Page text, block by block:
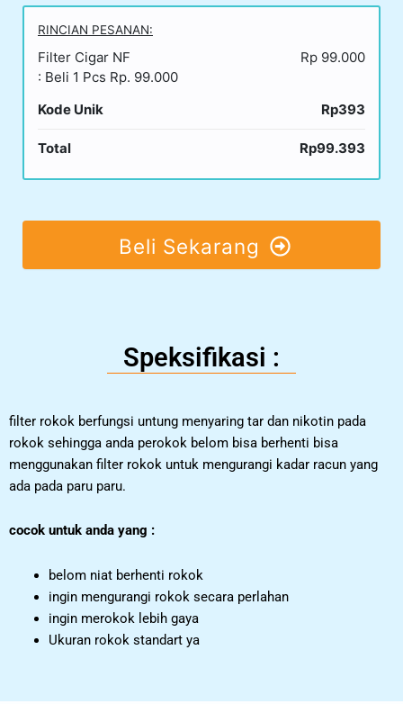
RINCIAN PESANAN:
Filter Cigar NF
: Beli 1 Pcs Rp. 99.000
Rp 99.000
Kode Unik Rp393
Total Rp99.393
Beli Sekarang
Speksifikasi :
filter rokok berfungsi untung menyaring tar dan nikotin pada
rokok sehingga anda perokok belom bisa berhenti bisa
menggunakan filter rokok untuk mengurangi kadar racun yang
ada pada paru paru.
cocok untuk anda yang :
belom niat berhenti rokok
ingin mengurangi rokok secara perlahan
ingin merokok lebih gaya
Ukuran rokok standart ya